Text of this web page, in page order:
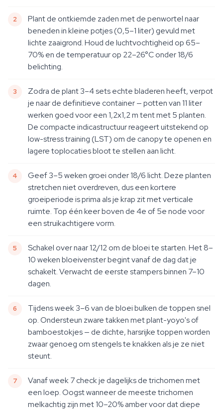
Plant de ontkiemde zaden met de penwortel naar
beneden in kleine potjes (0,5–1 liter) gevuld met
lichte zaaigrond. Houd de luchtvochtigheid op 65–
70% en de temperatuur op 22–26°C onder 18/6
belichting.
Zodra de plant 3–4 sets echte bladeren heeft, verpot
je naar de definitieve container — potten van 11 liter
werken goed voor een 1,2x1,2 m tent met 5 planten.
De compacte indicastructuur reageert uitstekend op
low-stress training (LST) om de canopy te openen en
lagere toplocaties bloot te stellen aan licht.
Geef 3–5 weken groei onder 18/6 licht. Deze planten
stretchen niet overdreven, dus een kortere
groeiperiode is prima als je krap zit met verticale
ruimte. Top één keer boven de 4e of 5e node voor
een struikachtigere vorm.
Schakel over naar 12/12 om de bloei te starten. Het 8–
10 weken bloeivenster begint vanaf de dag dat je
schakelt. Verwacht de eerste stampers binnen 7–10
dagen.
Tijdens week 3–6 van de bloei bulken de toppen snel
op. Ondersteun zware takken met plant-yoyo's of
bamboestokjes — de dichte, harsrijke toppen worden
zwaar genoeg om stengels te knakken als je ze niet
steunt.
Vanaf week 7 check je dagelijks de trichomen met
een loep. Oogst wanneer de meeste trichomen
melkachtig zijn met 10–20% amber voor dat diepe